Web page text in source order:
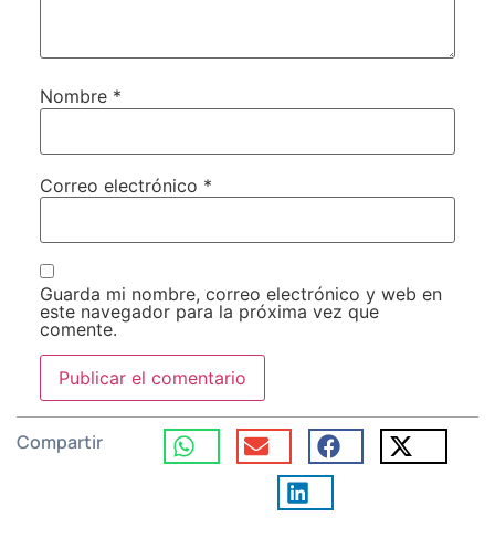
Nombre *
Correo electrónico *
Guarda mi nombre, correo electrónico y web en
este navegador para la próxima vez que
comente.
Compartir